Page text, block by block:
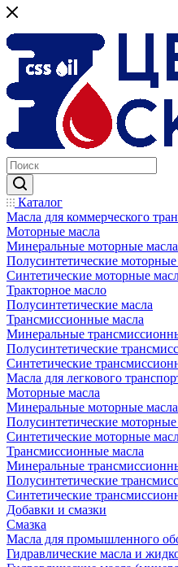
Каталог
Масла для коммерческого
Моторные масла
Минеральные моторные масла
Полусинтетические моторные
Синтетические моторные
Тракторное масло
Полусинтетические масла
Трансмиссионные масла
Минеральные
Полусинтетические
Синтетические
Масла для легкового
Моторные масла
Минеральные моторные масла
Полусинтетические моторные
Синтетические моторные
Трансмиссионные масла
Минеральные
Полусинтетические
Синтетические
Добавки и смазки
Смазка
Масла для промышленного
Гидравлические масла и